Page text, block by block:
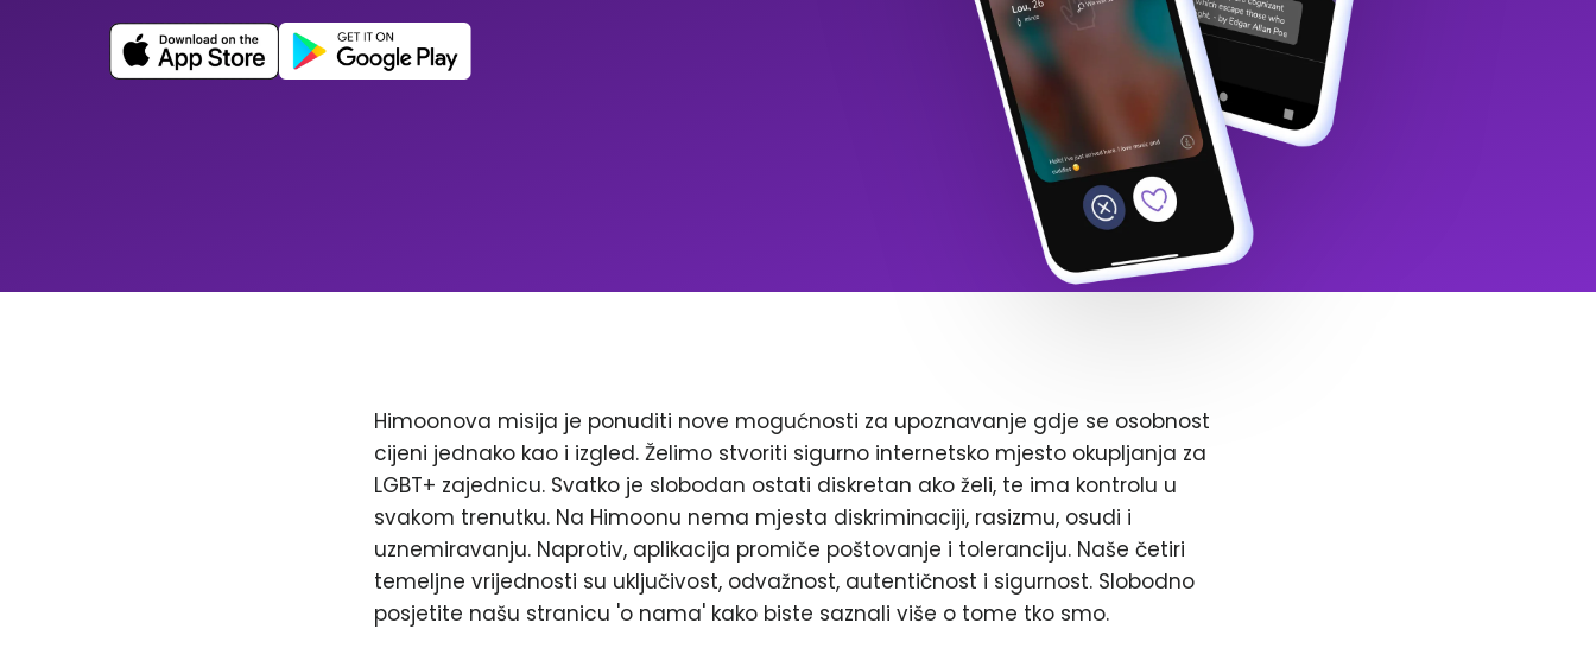
Himoonova misija je ponuditi nove mogućnosti za upoznavanje gdje se osobnost
cijeni jednako kao i izgled. Želimo stvoriti sigurno internetsko mjesto okupljanja za
LGBT+ zajednicu. Svatko je slobodan ostati diskretan ako želi, te ima kontrolu u
svakom trenutku. Na Himoonu nema mjesta diskriminaciji, rasizmu, osudi i
uznemiravanju. Naprotiv, aplikacija promiče poštovanje i toleranciju. Naše četiri
temeljne vrijednosti su uključivost, odvažnost, autentičnost i sigurnost. Slobodno
posjetite našu stranicu 'o nama' kako biste saznali više o tome tko smo.